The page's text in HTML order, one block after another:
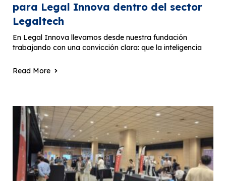
para Legal Innova dentro del sector
Legaltech
En Legal Innova llevamos desde nuestra fundación
trabajando con una convicción clara: que la inteligencia
Read More